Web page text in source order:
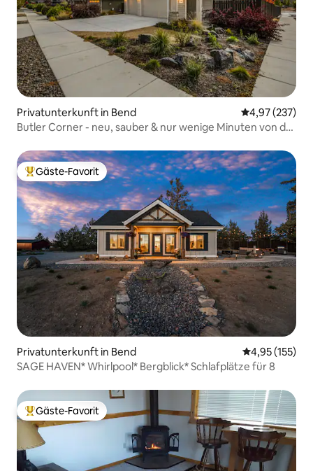
Privatunterkunft in Bend
4,97 (237)
Butler Corner - neu, sauber & nur wenige Minuten von der
Beliebter Gäste-Favorit.
Gäste-Favorit
Privatunterkunft in Bend
4,95 (155)
SAGE HAVEN* Whirlpool* Bergblick* Schlafplätze für 8
Beliebter Gäste-Favorit.
Gäste-Favorit